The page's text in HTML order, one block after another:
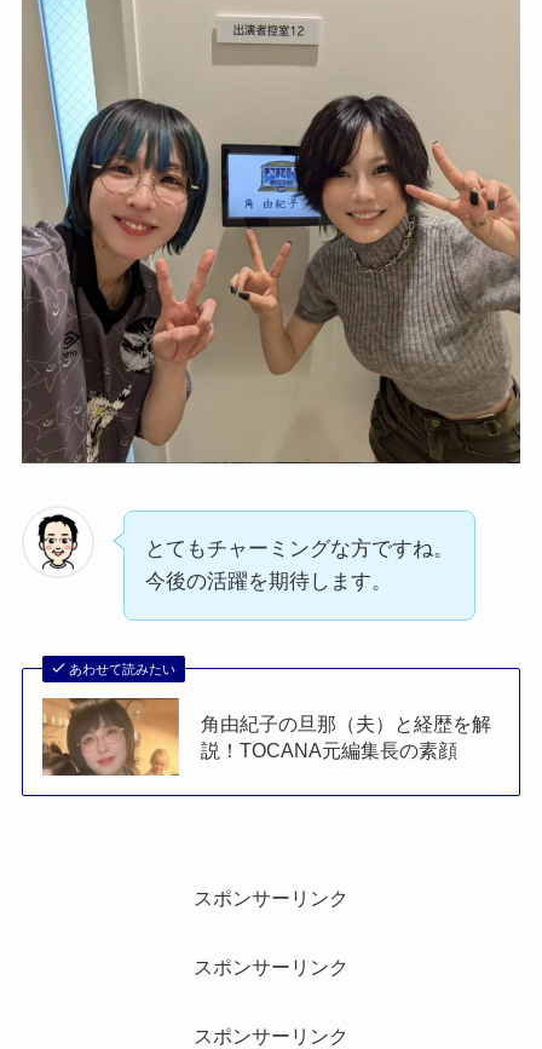
とてもチャーミングな方ですね。
今後の活躍を期待します。
あわせて読みたい
角由紀子の旦那（夫）と経歴を解
説！TOCANA元編集長の素顔
スポンサーリンク
スポンサーリンク
スポンサーリンク